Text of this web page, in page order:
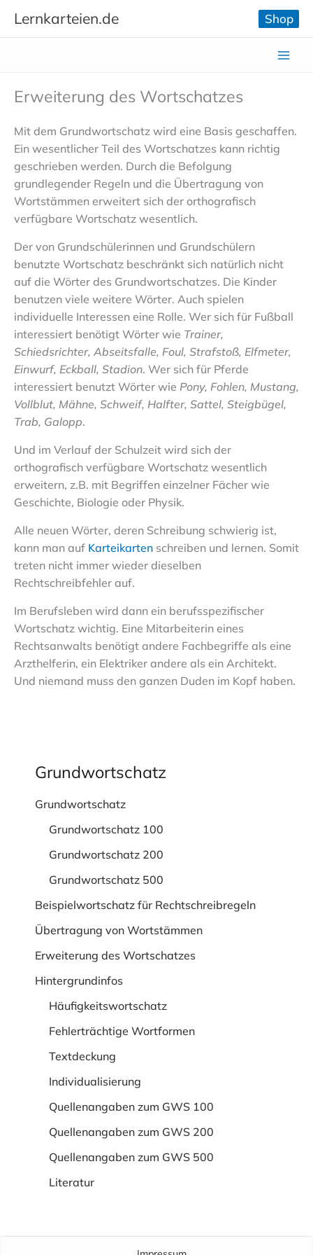
InhaltLernkarteien.de Shop
Erweiterung des Wortschatzes
Mit dem Grundwortschatz wird eine Basis geschaffen.
Ein wesentlicher Teil des Wortschatzes kann richtig
geschrieben werden. Durch die Befolgung
grundlegender Regeln und die Übertragung von
Wortstämmen erweitert sich der orthografisch
verfügbare Wortschatz wesentlich.
Der von Grundschülerinnen und Grundschülern
benutzte Wortschatz beschränkt sich natürlich nicht
auf die Wörter des Grundwortschatzes. Die Kinder
benutzen viele weitere Wörter. Auch spielen
individuelle Interessen eine Rolle. Wer sich für Fußball
interessiert benötigt Wörter wie Trainer,
Schiedsrichter, Abseitsfalle, Foul, Strafstoß, Elfmeter,
Einwurf, Eckball, Stadion. Wer sich für Pferde
interessiert benutzt Wörter wie Pony, Fohlen, Mustang,
Vollblut, Mähne, Schweif, Halfter, Sattel, Steigbügel,
Trab, Galopp.
Und im Verlauf der Schulzeit wird sich der
orthografisch verfügbare Wortschatz wesentlich
erweitern, z.B. mit Begriffen einzelner Fächer wie
Geschichte, Biologie oder Physik.
Alle neuen Wörter, deren Schreibung schwierig ist,
kann man auf Karteikarten schreiben und lernen. Somit
treten nicht immer wieder dieselben
Rechtschreibfehler auf.
Im Berufsleben wird dann ein berufsspezifischer
Wortschatz wichtig. Eine Mitarbeiterin eines
Rechtsanwalts benötigt andere Fachbegriffe als eine
Arzthelferin, ein Elektriker andere als ein Architekt.
Und niemand muss den ganzen Duden im Kopf haben.
Grundwortschatz
Grundwortschatz
Grundwortschatz 100
Grundwortschatz 200
Grundwortschatz 500
Beispielwortschatz für Rechtschreibregeln
Übertragung von Wortstämmen
Erweiterung des Wortschatzes
Hintergrundinfos
Häufigkeitswortschatz
Fehlerträchtige Wortformen
Textdeckung
Individualisierung
Quellenangaben zum GWS 100
Quellenangaben zum GWS 200
Quellenangaben zum GWS 500
Literatur